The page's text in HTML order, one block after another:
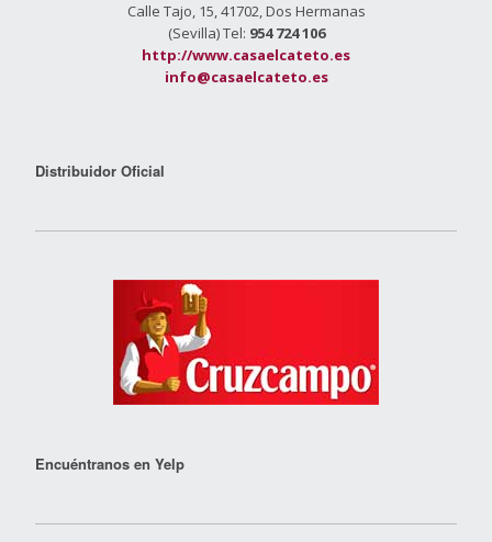
Calle Tajo, 15, 41702, Dos Hermanas
(Sevilla) Tel: 954 724 106
http://www.casaelcateto.es
info@casaelcateto.es
Distribuidor Oficial
Encuéntranos en Yelp